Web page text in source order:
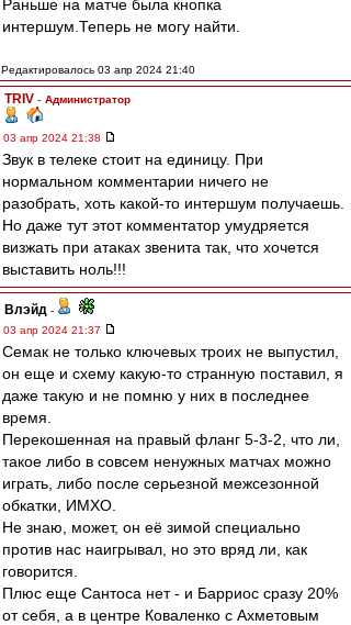
Раньше на матче была кнопка
интершум.Теперь не могу найти.
Редактировалось 03 апр 2024 21:40
TRIV - Администратор
03 апр 2024 21:38
Звук в телеке стоит на единицу. При
нормальном комментарии ничего не
разобрать, хоть какой-то интершум получаешь.
Но даже тут этот комментатор умудряется
визжать при атаках звенита так, что хочется
выставить ноль!!!
Влэйд -
03 апр 2024 21:37
Семак не только ключевых троих не выпустил,
он еще и схему какую-то странную поставил, я
даже такую и не помню у них в последнее
время.
Перекошенная на правый фланг 5-3-2, что ли,
такое либо в совсем ненужных матчах можно
играть, либо после серьезной межсезонной
обкатки, ИМХО.
Не знаю, может, он её зимой специально
против нас наигрывал, но это вряд ли, как
говорится.
Плюс еще Сантоса нет - и Барриос сразу 20%
от себя, а в центре Коваленко с Ахметовым